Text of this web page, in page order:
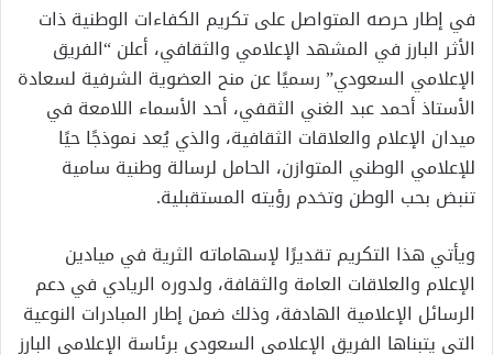
في إطار حرصه المتواصل على تكريم الكفاءات الوطنية ذات
الأثر البارز في المشهد الإعلامي والثقافي، أعلن “الفريق
الإعلامي السعودي” رسميًا عن منح العضوية الشرفية لسعادة
الأستاذ أحمد عبد الغني الثقفي، أحد الأسماء اللامعة في
ميدان الإعلام والعلاقات الثقافية، والذي يُعد نموذجًا حيًا
للإعلامي الوطني المتوازن، الحامل لرسالة وطنية سامية
تنبض بحب الوطن وتخدم رؤيته المستقبلية.
ويأتي هذا التكريم تقديرًا لإسهاماته الثرية في ميادين
الإعلام والعلاقات العامة والثقافة، ولدوره الريادي في دعم
الرسائل الإعلامية الهادفة، وذلك ضمن إطار المبادرات النوعية
التي يتبناها الفريق الإعلامي السعودي برئاسة الإعلامي البارز